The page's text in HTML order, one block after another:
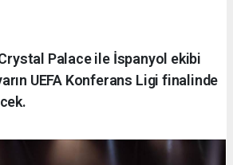
Palace ile İspanyol ekibi
UEFA Konferans Ligi finalinde